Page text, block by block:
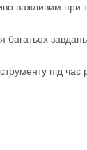
важливим при
під час